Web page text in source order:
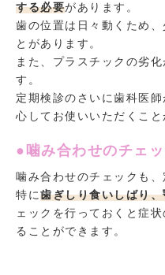
する必要があります。
歯の位置は日々動くため
とがあります。
また、プラスチックの劣
す。
定期検診のさいに歯科医
心してお使いいただくこと
●噛み合わせのチェ
噛み合わせのチェックも
特に歯ぎしり食いしばり
ェックを行っておくと症
ることができます。